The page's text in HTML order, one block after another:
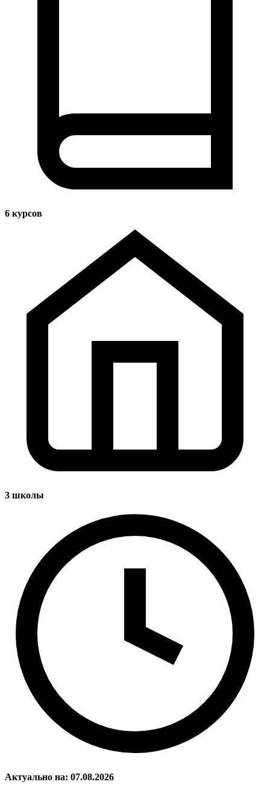
6 курсов
3 школы
Актуально на: 07.08.2026